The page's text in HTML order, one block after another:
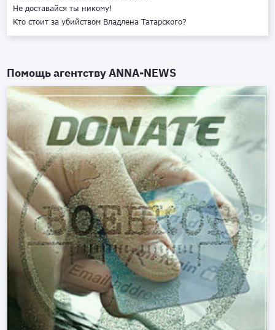
Не доставайся ты никому!
Кто стоит за убийством Владлена Татарского?
Помощь агентствуANNA-NEWS